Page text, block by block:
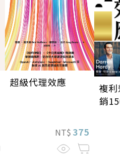
超級代理效應
NT$ 375
複
銷